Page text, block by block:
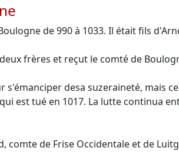
de 990 à 1033. Il était fils
frères et reçut le comté de
desa suzeraineté, mais
est tué en 1017. La lutte continua
comte de Frise Occidentale et de